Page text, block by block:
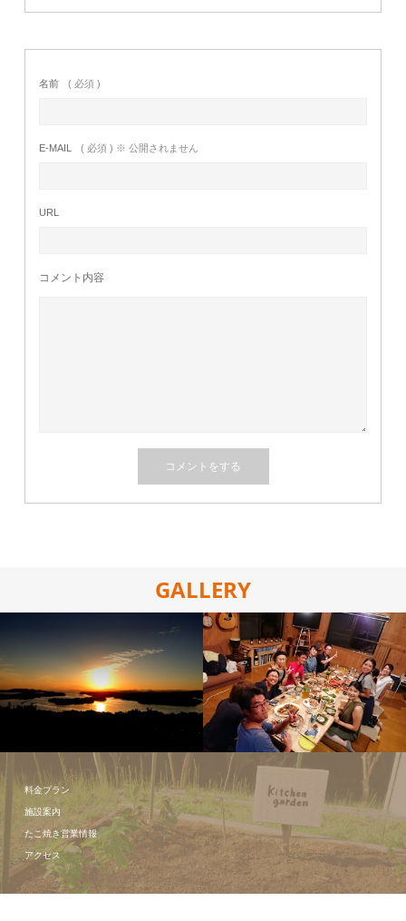
名前 ( 必須 )
E-MAIL ( 必須 ) ※ 公開されません
URL
コメント内容
GALLERY
イベントの
様子
料金プラン
施設案内
たこ焼き営業情報
アクセス